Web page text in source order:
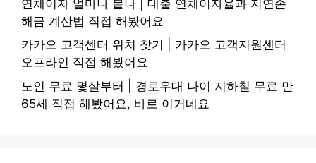
연체이자 얼마나 붙나 | 대출 연체이자율과 지연손
해금 계산법 직접 해봤어요
카카오 고객센터 위치 찾기 | 카카오 고객지원센터
오프라인 직접 해봤어요
노인 무료 몇살부터 | 경로우대 나이 지하철 무료 만
65세 직접 해봤어요, 바로 이거네요